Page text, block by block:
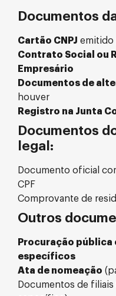
Documentos
Cartão CNPJ emitido
Contrato Social ou
Empresário
Documentos de
houver
Registro na Junta
Documentos
legal:
Documento oficial
CPF
Comprovante de
Outros
Procuração
específicos
Ata de nomeação
Documentos de